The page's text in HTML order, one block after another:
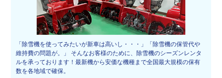
「除雪機を使ってみたいが新車は高いし・・・」「除雪機の保管代や
維持費の問題が。」 そんなお客様のために、除雪機のシーズンレンタ
ルを承っております！最新機から安価な機種まで全国最大規模の保有
数を各地域で確保。